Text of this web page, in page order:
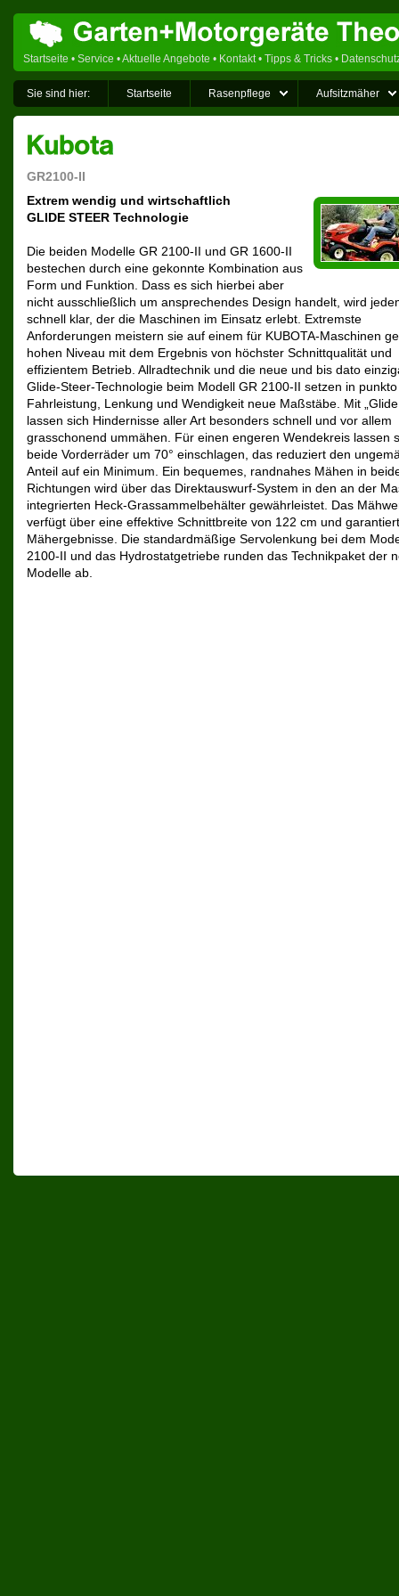
Startseite • Service •Aktuelle Angebote • Kontakt• Tipps & Tricks •
Sie sind hier: Startseite Rasenpflege Aufsitzmäher
GR2100-II
Extrem wendig und wirtschaftlich
GLIDE STEER Technologie
Die beiden Modelle GR 2100-II und GR 1600-II
bestechen durch eine gekonnte Kombination aus
Form und Funktion. Dass es sich hierbei aber
nicht ausschließlich um ansprechendes Design handelt, wird
schnell klar, der die Maschinen im Einsatz erlebt. Extremste
Anforderungen meistern sie auf einem für KUBOTA-Maschinen
hohen Niveau mit dem Ergebnis von höchster Schnittqualität und
effizientem Betrieb. Allradtechnik und die neue und bis dato
Glide-Steer-Technologie beim Modell GR 2100-II setzen in punkto
Fahrleistung, Lenkung und Wendigkeit neue Maßstäbe. Mit „Glide
lassen sich Hindernisse aller Art besonders schnell und vor allem
grasschonend ummähen. Für einen engeren Wendekreis lassen
beide Vorderräder um 70° einschlagen, das reduziert den
Anteil auf ein Minimum. Ein bequemes, randnahes Mähen in
Richtungen wird über das Direktauswurf-System in den an der
integrierten Heck-Grassammelbehälter gewährleistet. Das
verfügt über eine effektive Schnittbreite von 122 cm und
Mähergebnisse. Die standardmäßige Servolenkung bei dem
2100-II und das Hydrostatgetriebe runden das Technikpaket der
Modelle ab.